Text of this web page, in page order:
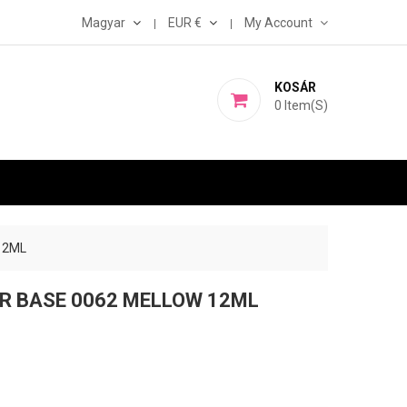
Magyar EUR € My Account
KOSÁR
0 Item(s)
BASE 0062 MELLOW 12ML